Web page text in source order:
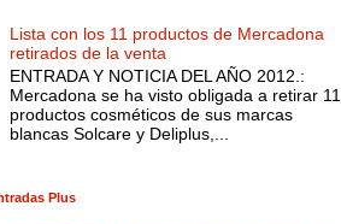
Lista con los 11 productos de Mercadona
retirados de la venta
ENTRADA Y NOTICIA DEL AÑO 2012.:
Mercadona se ha visto obligada a retirar 11
productos cosméticos de sus marcas
blancas Solcare y Deliplus,...
Plus